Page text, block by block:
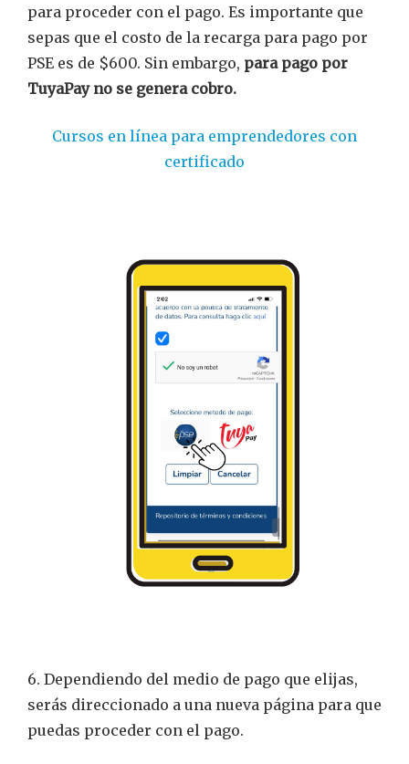
para proceder con el pago. Es importante que
sepas que el costo de la recarga para pago por
PSE es de $600. Sin embargo, para pago por
TuyaPay no se genera cobro.
Cursos en línea para emprendedores con
certificado
6. Dependiendo del medio de pago que elijas,
serás direccionado a una nueva página para que
puedas proceder con el pago.